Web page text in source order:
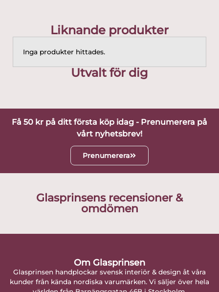
Liknande produkter
Inga produkter hittades.
Utvalt för dig
Få 50 kr på ditt första köp idag - Prenumerera på
vårt nyhetsbrev!
Prenumerera
Glasprinsens recensioner &
omdömen
Om Glasprinsen
Glasprinsen handplockar svensk interiör & design åt våra
kunder från kända nordiska varumärken. Vi säljer över hela